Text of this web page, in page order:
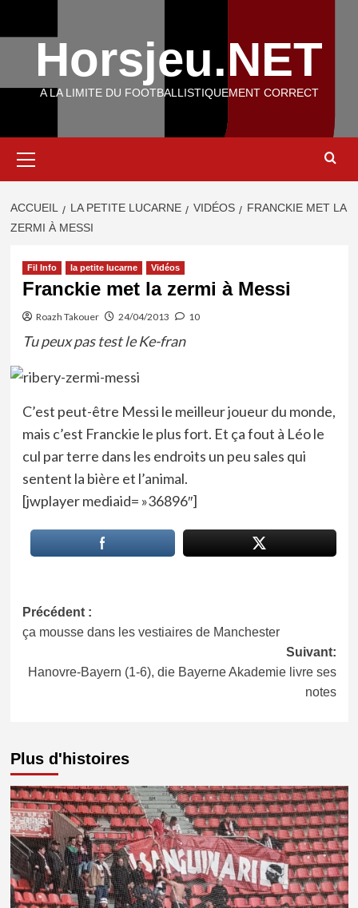
Horsjeu.NET
A LA LIMITE DU FOOTBALLISTIQUEMENT CORRECT
principal
ACCUEIL LA PETITE LUCARNE VIDÉOS
FRANCKIE MET LA
ZERMI À MESSI
Fil Info la petite lucarne Vidéos
Franckie met la zermi à Messi
Roazh Takouer 24/04/2013 10
Tu peux pas test le Ke-fran
C’est peut-être Messi le meilleur joueur du monde,
mais c’est Franckie le plus fort. Et ça fout à Léo le
cul par terre dans les endroits un peu sales qui
sentent la bière et l’animal.
[jwplayer mediaid= »36896″]
Navigation
d’article
Précédent :
ça mousse dans les vestiaires de Manchester
Suivant:
Hanovre-Bayern (1-6), die Bayerne Akademie livre ses
notes
Plus d'histoires